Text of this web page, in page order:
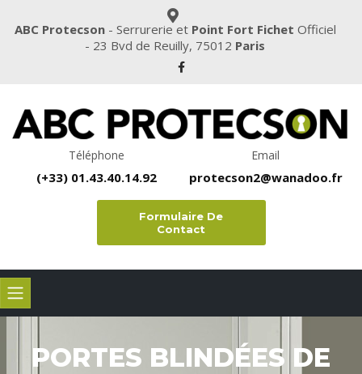
ABC Protecson- Serrurerie et Point Fort Fichet Officiel
- 23 Bvd de Reuilly, 75012 Paris
Téléphone
(+33) 01.43.40.14.92
Email
protecson2@wanadoo.fr
Formulaire De
Contact
PORTES BLINDÉES DE